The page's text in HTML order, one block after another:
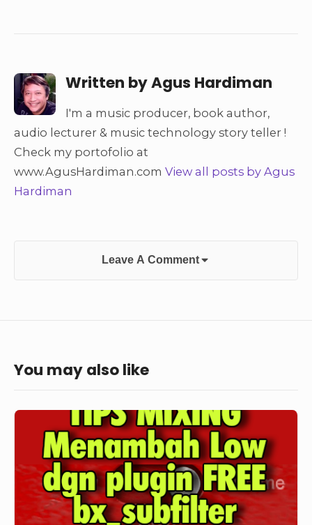
i
n
n
e
w
w
i
n
o
w
)
s
i
e
w
i
d
o
w
)
Written byAgus Hardiman
I'm a music producer, book author,
audio lecturer & music technology story teller !
Check my portofolio at
www.AgusHardiman.com View all posts by Agus
Hardiman
Leave A Comment
You may also like
Tips
Mixing
Menambah
Low
dengan